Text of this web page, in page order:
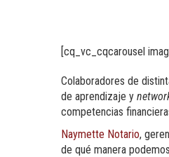
[cq_vc_cqcarousel
Colaboradores de
de aprendizaje y
competencias
Naymette Notario,
de qué manera